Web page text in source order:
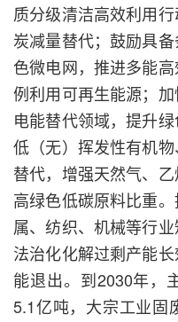
质分级清洁高效利用
炭减量替代；鼓励具
色微电网，推进多能
例利用可再生能源；
电能替代领域，提升
低（无）挥发性有机
替代，增强天然气、
高绿色低碳原料比重
属、纺织、机械等行
法治化化解过剩产能
能退出。到2030年，
5.1亿吨，大宗工业固